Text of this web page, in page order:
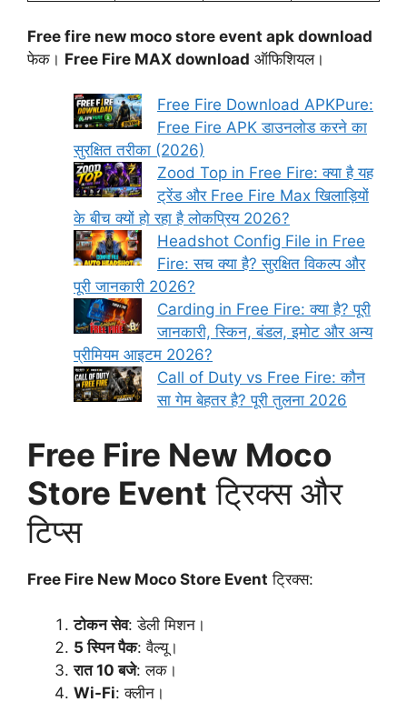
Free fire new moco store event apk download
फेक। Free Fire MAX download ऑफिशियल।
Free Fire Download APKPure:
Free Fire APK डाउनलोड करने का
सुरक्षित तरीका (2026)
Zood Top in Free Fire: क्या है यह
ट्रेंड और Free Fire Max खिलाड़ियों
के बीच क्यों हो रहा है लोकप्रिय 2026?
Headshot Config File in Free
Fire: सच क्या है? सुरक्षित विकल्प और
पूरी जानकारी 2026?
Carding in Free Fire: क्या है? पूरी
जानकारी, स्किन, बंडल, इमोट और अन्य
प्रीमियम आइटम 2026?
Call of Duty vs Free Fire: कौन
सा गेम बेहतर है? पूरी तुलना 2026
Free Fire New Moco
Store Event ट्रिक्स और
टिप्स
Free Fire New Moco Store Event ट्रिक्स:
टोकन सेव: डेली मिशन।
5 स्पिन पैक: वैल्यू।
रात 10 बजे: लक।
Wi-Fi: क्लीन।